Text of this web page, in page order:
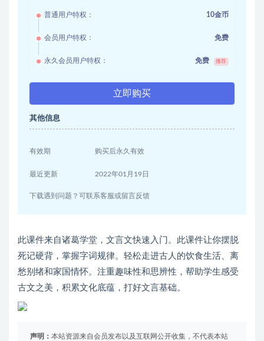
普通用户特权： 10金币
会员用户特权： 免费
永久会员用户特权： 免费 推荐
立即购买
其他信息
有效期 购买后永久有效
最近更新 2022年01月19日
下载遇到问题？可联系客服或留言反馈
此课件来自诸葛学堂，文言文快速入门。此课件让你摆脱
死记硬背，掌握字词规律。轻松走进古人的饮食生活、离
愁别绪和家国情怀。注重趣味性和思辨性，帮助学生感受
古文之美，积累文化底蕴，打好文言基础。
声明： 本站资源来自会员发布以及互联网公开收集，不代表本站